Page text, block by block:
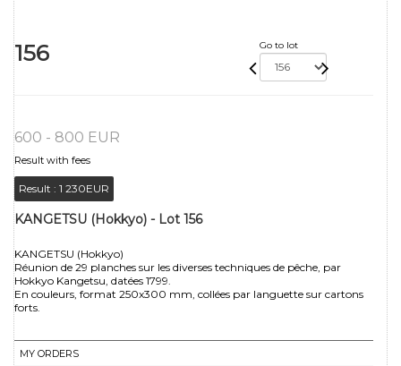
156 Go to lot
600 - 800 EUR
Result with fees
Result : 1 230EUR
KANGETSU (Hokkyo) - Lot 156
KANGETSU (Hokkyo)
Réunion de 29 planches sur les diverses techniques de pêche, par
Hokkyo Kangetsu, datées 1799.
En couleurs, format 250x300 mm, collées par languette sur cartons
forts.
MY ORDERS